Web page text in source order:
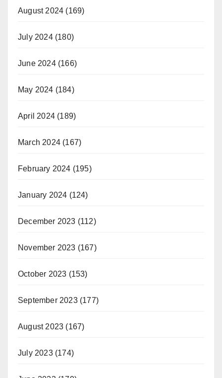
August 2024 (169)
July 2024(180)
June 2024(166)
May 2024 (184)
April 2024 (189)
March 2024 (167)
February 2024 (195)
January 2024 (124)
December 2023 (112)
November 2023 (167)
October 2023 (153)
September 2023(177)
August 2023 (167)
July 2023(174)